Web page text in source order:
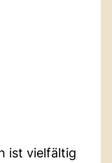
ist vielfältig